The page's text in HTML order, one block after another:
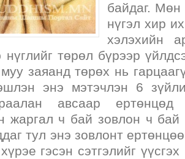
байдаг. Мөн
нүгэл хир
хэлэхийн
нүглийг төрөл бүрээр
заяанд төрөх нь
энэ мэтэчлэн 6
авсаар ертөнцөд
жаргал ч бай зовлон ч
тул энэ зовлонт
гэсэн сэтгэлийг